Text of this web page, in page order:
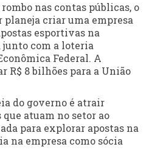
nas contas públicas, o
criar uma empresa
esportivas na
com a loteria
Federal. A
R$ 8 bilhões para a União
do governo é atrair
atuam no setor ao
para explorar apostas na
na empresa como sócia